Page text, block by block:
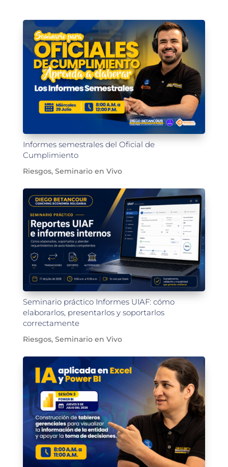
Informes semestrales del Oficial de
Cumplimiento
Riesgos, Seminario en Vivo
Seminario práctico Informes UIAF: cómo
elaborarlos, presentarlos y soportarlos
correctamente
Riesgos, Seminario en Vivo